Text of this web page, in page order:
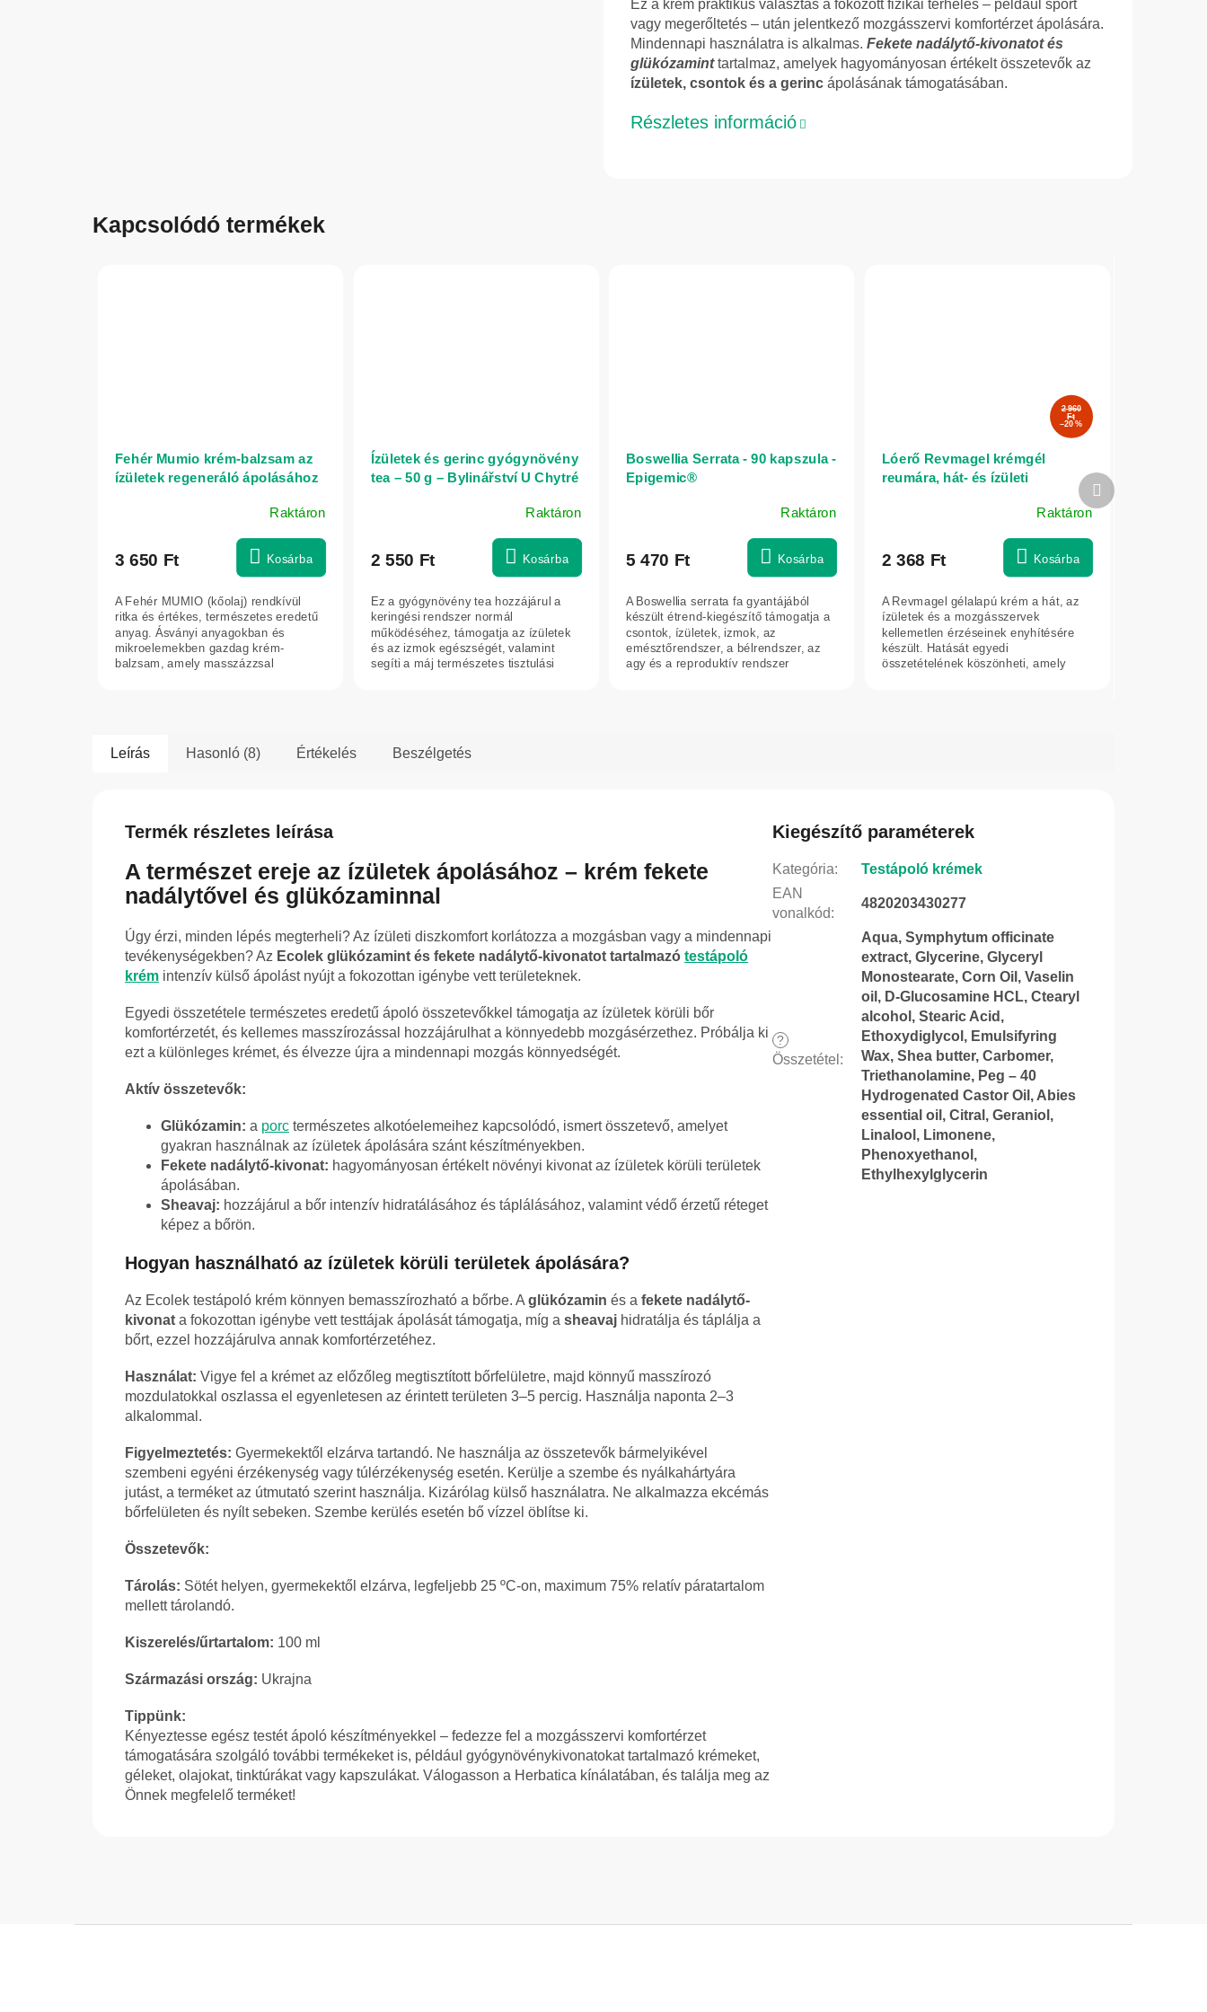
Ez a krém praktikus választás a fokozott fizikai terhelés – például sport
vagy megerőltetés – után jelentkező mozgásszervi komfortérzet ápolására.
Mindennapi használatra is alkalmas. Fekete nadálytő-kivonatot és
glükózaminttartalmaz, amelyek hagyományosan értékelt összetevők az
ízületek, csontok és a gerinc ápolásának támogatásában.
Részletes információ
Kapcsolódó termékek
Fehér Mumio krém-balzsam az
ízületek regeneráló ápolásához
átlagos
ből
5,0
csillag.
Raktáron
3 650 Ft Kosárba
A Fehér MUMIO (kőolaj) rendkívül
ritka és értékes, természetes eredetű
anyag. Ásványi anyagokban és
mikroelemekben gazdag krém-
balzsam, amely masszázzsal
Ízületek és gerinc gyógynövény
tea – 50 g – Bylinářství U Chytré
Raktáron
2 550 Ft Kosárba
Ez a gyógynövény tea hozzájárul a
keringési rendszer normál
működéséhez, támogatja az ízületek
és az izmok egészségét, valamint
segíti a máj természetes tisztulási
Boswellia Serrata - 90 kapszula -
Epigemic®
Raktáron
5 470 Ft Kosárba
A Boswellia serrata fa gyantájából
készült étrend-kiegészítő támogatja a
csontok, ízületek, izmok, az
emésztőrendszer, a bélrendszer, az
agy és a reproduktív rendszer
2 960
Ft
–20 %
Lóerő Revmagel krémgél
reumára, hát- és ízületi
Raktáron
2 368 Ft Kosárba
A Revmagel gélalapú krém a hát, az
ízületek és a mozgásszervek
kellemetlen érzéseinek enyhítésére
készült. Hatását egyedi
összetételének köszönheti, amely
Következő
termék
Leírás Hasonló (8) Értékelés Beszélgetés
Termék részletes leírása
A természet ereje az ízületek ápolásához – krém fekete
nadálytővel és glükózaminnal
Úgy érzi, minden lépés megterheli? Az ízületi diszkomfort korlátozza a mozgásban vagy a mindennapi
tevékenységekben? Az Ecolek glükózamint és fekete nadálytő-kivonatot tartalmazó testápoló
krém intenzív külső ápolást nyújt a fokozottan igénybe vett területeknek.
Egyedi összetétele természetes eredetű ápoló összetevőkkel támogatja az ízületek körüli bőr
komfortérzetét, és kellemes masszírozással hozzájárulhat a könnyedebb mozgásérzethez. Próbálja ki
ezt a különleges krémet, és élvezze újra a mindennapi mozgás könnyedségét.
Aktív összetevők:
Glükózamin: a porc természetes alkotóelemeihez kapcsolódó, ismert összetevő, amelyet
gyakran használnak az ízületek ápolására szánt készítményekben.
Fekete nadálytő-kivonat: hagyományosan értékelt növényi kivonat az ízületek körüli területek
ápolásában.
Sheavaj: hozzájárul a bőr intenzív hidratálásához és táplálásához, valamint védő érzetű réteget
képez a bőrön.
Hogyan használható az ízületek körüli területek ápolására?
Az Ecolek testápoló krém könnyen bemasszírozható a bőrbe. A glükózamin és a fekete nadálytő-
kivonat a fokozottan igénybe vett testtájak ápolását támogatja, míg a sheavaj hidratálja és táplálja a
bőrt, ezzel hozzájárulva annak komfortérzetéhez.
Használat: Vigye fel a krémet az előzőleg megtisztított bőrfelületre, majd könnyű masszírozó
mozdulatokkal oszlassa el egyenletesen az érintett területen 3–5 percig. Használja naponta 2–3
alkalommal.
Figyelmeztetés: Gyermekektől elzárva tartandó. Ne használja az összetevők bármelyikével
szembeni egyéni érzékenység vagy túlérzékenység esetén. Kerülje a szembe és nyálkahártyára
jutást, a terméket az útmutató szerint használja. Kizárólag külső használatra. Ne alkalmazza ekcémás
bőrfelületen és nyílt sebeken. Szembe kerülés esetén bő vízzel öblítse ki.
Összetevők:
Tárolás: Sötét helyen, gyermekektől elzárva, legfeljebb 25 ºC-on, maximum 75% relatív páratartalom
mellett tárolandó.
Kiszerelés/űrtartalom: 100 ml
Származási ország: Ukrajna
Tippünk:
Kényeztesse egész testét ápoló készítményekkel – fedezze fel a mozgásszervi komfortérzet
támogatására szolgáló további termékeket is, például gyógynövénykivonatokat tartalmazó krémeket,
géleket, olajokat, tinktúrákat vagy kapszulákat. Válogasson a Herbatica kínálatában, és találja meg az
Önnek megfelelő terméket!
Kiegészítő paraméterek
Kategória:
Testápoló krémek
EAN
vonalkód:
4820203430277
?
Összetétel :
Aqua, Symphytum officinate
extract, Glycerine, Glyceryl
Monostearate, Corn Oil, Vaselin
oil, D-Glucosamine HCL, Ctearyl
alcohol, Stearic Acid,
Ethoxydiglycol, Emulsifyring
Wax, Shea butter, Carbomer,
Triethanolamine, Peg – 40
Hydrogenated Castor Oil, Abies
essential oil, Citral, Geraniol,
Linalool, Limonene,
Phenoxyethanol,
Ethylhexylglycerin